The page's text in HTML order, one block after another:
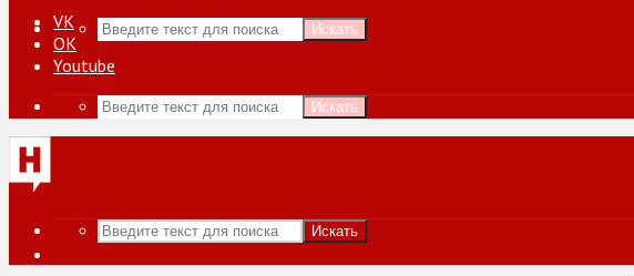
Искать
VK
ОК
Youtube
Искать
Искать